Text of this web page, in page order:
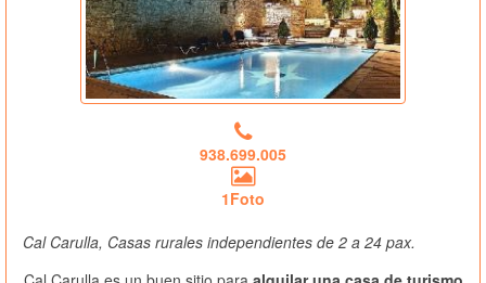
938.699.005
1Foto
Cal Carulla, Casas rurales independientes de 2 a 24 pax.